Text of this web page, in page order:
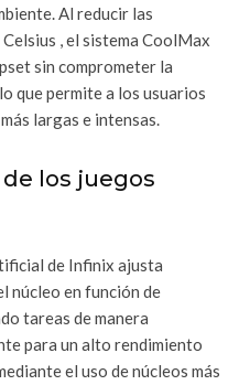
Al reducir las
, el sistema CoolMax
sin comprometer la
que permite a los usuarios
largas e intensas.
los juegos
de Infinix ajusta
núcleo en función de
tareas de manera
para un alto rendimiento
el uso de núcleos más